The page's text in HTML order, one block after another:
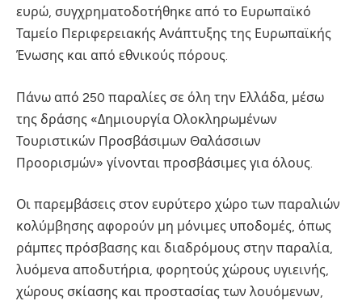
ευρώ, συγχρηματοδοτήθηκε από το Ευρωπαϊκό
Ταμείο Περιφερειακής Ανάπτυξης της Ευρωπαϊκής
Ένωσης και από εθνικούς πόρους.
Πάνω από 250 παραλίες σε όλη την Ελλάδα, μέσω
της δράσης «Δημιουργία Ολοκληρωμένων
Τουριστικών Προσβάσιμων Θαλάσσιων
Προορισμών» γίνονται προσβάσιμες για όλους.
Οι παρεμβάσεις στον ευρύτερο χώρο των παραλιών
κολύμβησης αφορούν μη μόνιμες υποδομές, όπως
ράμπες πρόσβασης και διαδρόμους στην παραλία,
λυόμενα αποδυτήρια, φορητούς χώρους υγιεινής,
χώρους σκίασης και προστασίας των λουόμενων,